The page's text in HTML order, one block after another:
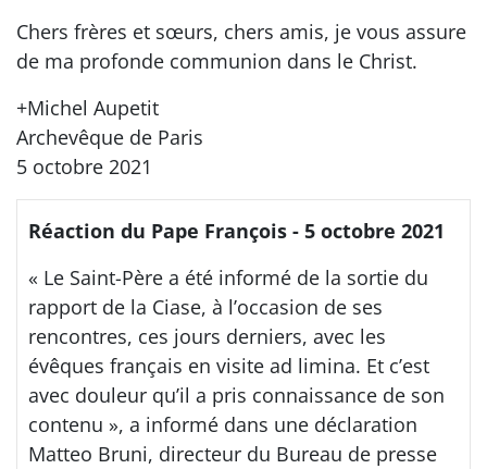
Chers frères et sœurs, chers amis, je vous assure
de ma profonde communion dans le Christ.
+Michel Aupetit
Archevêque de Paris
5 octobre 2021
Réaction du Pape François - 5 octobre 2021
« Le Saint-Père a été informé de la sortie du
rapport de la Ciase, à l’occasion de ses
rencontres, ces jours derniers, avec les
évêques français en visite ad limina. Et c’est
avec douleur qu’il a pris connaissance de son
contenu », a informé dans une déclaration
Matteo Bruni, directeur du Bureau de presse